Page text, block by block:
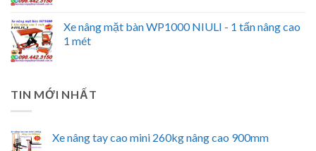
Xe nâng mặt bàn WP1000 NIULI - 1 tấn nâng cao
1 mét
TIN MỚI NHẤT
Xe nâng tay cao mini 260kg nâng cao 900mm